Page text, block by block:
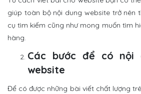
giúp toàn bộ nội dung website trở nên
cụ tìm kiếm cũng như mong muốn tìm
hàng.
Các bước để có nội
website
Để có được những bài viết chất lượng